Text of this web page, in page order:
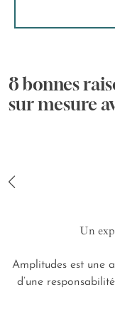
8 bonnes
sur mesure
Un
Amplitudes est une
d’une